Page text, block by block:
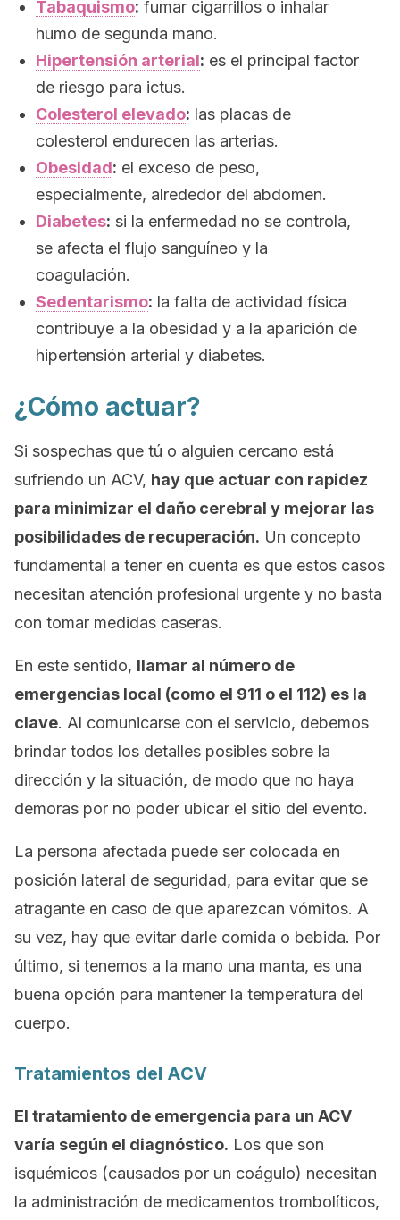
Tabaquismo: fumar cigarrillos o inhalar
humo de segunda mano.
Hipertensión arterial: es el principal factor
de riesgo para ictus.
Colesterol elevado: las placas de
colesterol endurecen las arterias.
Obesidad: el exceso de peso,
especialmente, alrededor del abdomen.
Diabetes: si la enfermedad no se controla,
se afecta el flujo sanguíneo y la
coagulación.
Sedentarismo: la falta de actividad física
contribuye a la obesidad y a la aparición de
hipertensión arterial y diabetes.
¿Cómo actuar?
Si sospechas que tú o alguien cercano está
sufriendo un ACV, hay que actuar con rapidez
para minimizar el daño cerebral y mejorar las
posibilidades de recuperación. Un concepto
fundamental a tener en cuenta es que estos casos
necesitan atención profesional urgente y no basta
con tomar medidas caseras.
En este sentido, llamar al número de
emergencias local (como el 911 o el 112) es la
clave. Al comunicarse con el servicio, debemos
brindar todos los detalles posibles sobre la
dirección y la situación, de modo que no haya
demoras por no poder ubicar el sitio del evento.
La persona afectada puede ser colocada en
posición lateral de seguridad, para evitar que se
atragante en caso de que aparezcan vómitos. A
su vez, hay que evitar darle comida o bebida. Por
último, si tenemos a la mano una manta, es una
buena opción para mantener la temperatura del
cuerpo.
Tratamientos del ACV
El tratamiento de emergencia para un ACV
varía según el diagnóstico. Los que son
isquémicos (causados por un coágulo) necesitan
la administración de medicamentos trombolíticos,